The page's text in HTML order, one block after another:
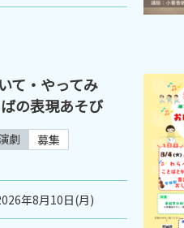
て・やってみ
の表現あそび
劇
募集
年8月10日(月)